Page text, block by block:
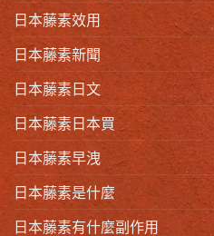
日本藤素效用
日本藤素新聞
日本藤素日文
日本藤素日本買
日本藤素早洩
日本藤素是什麼
日本藤素有什麼副作用